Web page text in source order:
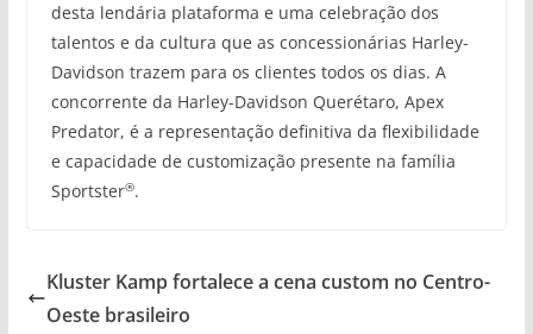
desta lendária plataforma e uma celebração dos
talentos e da cultura que as concessionárias Harley-
Davidson trazem para os clientes todos os dias. A
concorrente da Harley-Davidson Querétaro, Apex
Predator, é a representação definitiva da flexibilidade
e capacidade de customização presente na família
Sportster®.
Kluster Kamp fortalece a cena custom no Centro-
Oeste brasileiro